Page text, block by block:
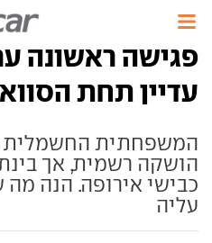
עדיין תחת
המשפחתית החשמלית
הושקה רשמית, אך
כבישי אירופה. הנה
עליה